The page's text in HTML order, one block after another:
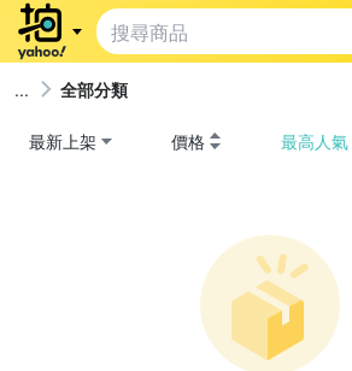
全部分類
最新上架 價格 最高人氣